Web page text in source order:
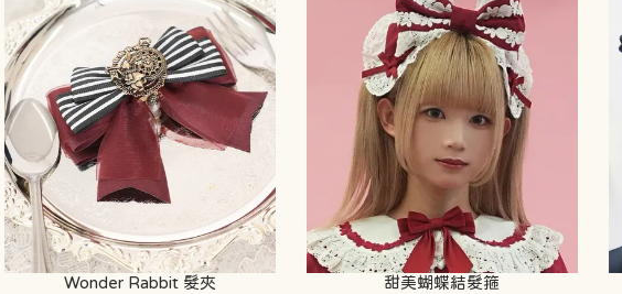
Wonder Rabbit 髮夾 甜美蝴蝶結髮箍